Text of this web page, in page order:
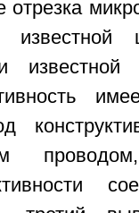
отрезка
известной